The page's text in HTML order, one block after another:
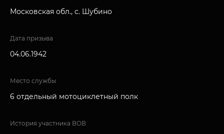
Московская обл., с. Шубино
Дата призыва
04.06.1942
Место службы
6 отдельный мотоциклетный полк
История участника ВОВ